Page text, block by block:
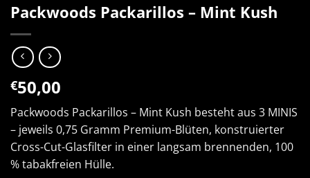
Packwoods Packarillos – Mint Kush
€50,00
Packwoods Packarillos – Mint Kush besteht aus 3 MINIS
– jeweils 0,75 Gramm Premium-Blüten, konstruierter
Cross-Cut-Glasfilter in einer langsam brennenden, 100
% tabakfreien Hülle.